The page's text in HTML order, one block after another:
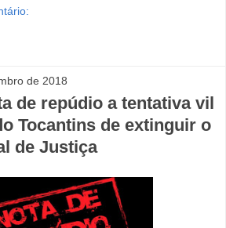
de 2018
de repúdio a tentativa vil
Tocantins de extinguir o
de Justiça